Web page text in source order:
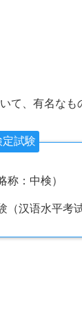
て、有名なも
試験
称：中検）
（汉语水平考